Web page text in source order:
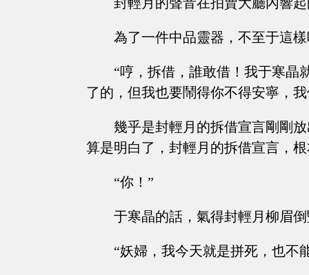
為了一件中品靈器，不至于這
“哼，拆借，誰敢借！我于寒晶
了的，但我也要鬧得你不得安寧，
幾乎是封輕月的拆借宣言剛剛
算是明白了，封輕月的拆借宣言，
“你！”
于寒晶的話，氣得封輕月柳眉
“妖婦，我今天就是拼死，也不